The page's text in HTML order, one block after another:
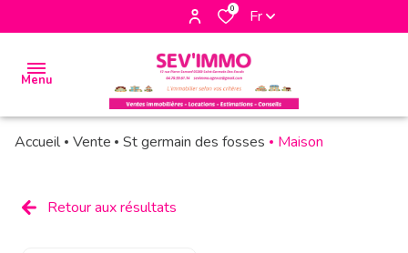
0 Fr
Menu
biens
à la
Accueil Vente St germain des fosses Maison
Retour aux résultats